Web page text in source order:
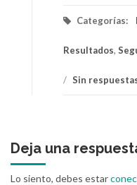
Categorías:
Resultados,
/ Sin
Deja una
Lo siento, debes estar